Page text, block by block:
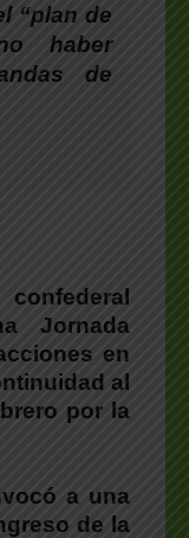
“plan de
haber
de
Jornada
en
al
por la
a una
de la